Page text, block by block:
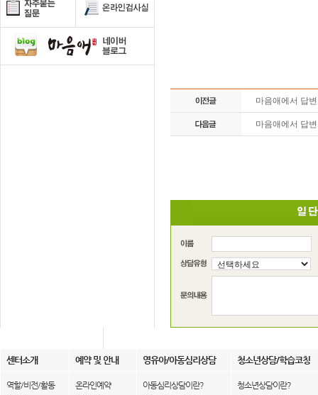
마음애에서 답
마음애에서 답
센터소개 예약 및 안내 영유아/아동심리상담 청소년상담/학습코칭
역할/비전/활동
온라인예약
아동심리상담이란?
청소년상담이란?